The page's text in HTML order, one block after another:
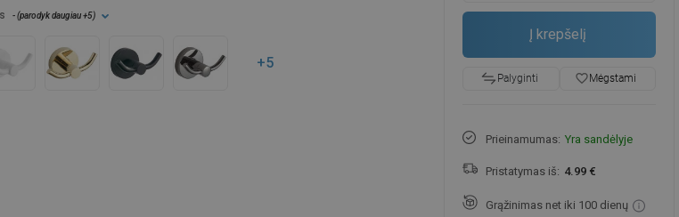
- (parodyk daugiau+5)
+5
Į krepšelį
Palyginti favorite_borderMėgstami
Prieinamumas: Yra sandėlyje
Pristatymas iš: 4.99 €
Grąžinimas net iki 100 dienų